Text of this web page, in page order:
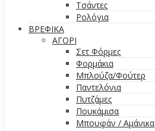
Τσάντες
Ρολόγια
ΒΡΕΦΙΚΑ
ΑΓΟΡΙ
Σετ Φόρμες
Φορμάκια
Μπλούζα/Φούτερ
Παντελόνια
Πυτζάμες
Πουκάμισα
Μπουφάν / Αμάνικα